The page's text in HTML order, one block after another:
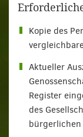
Kopie des
Aktueller
Register
des
bürgerlichen